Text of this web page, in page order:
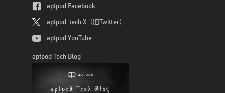
aptpod Facebook
aptpod_tech X（旧Twitter）
aptpod YouTube
aptpod Tech Blog